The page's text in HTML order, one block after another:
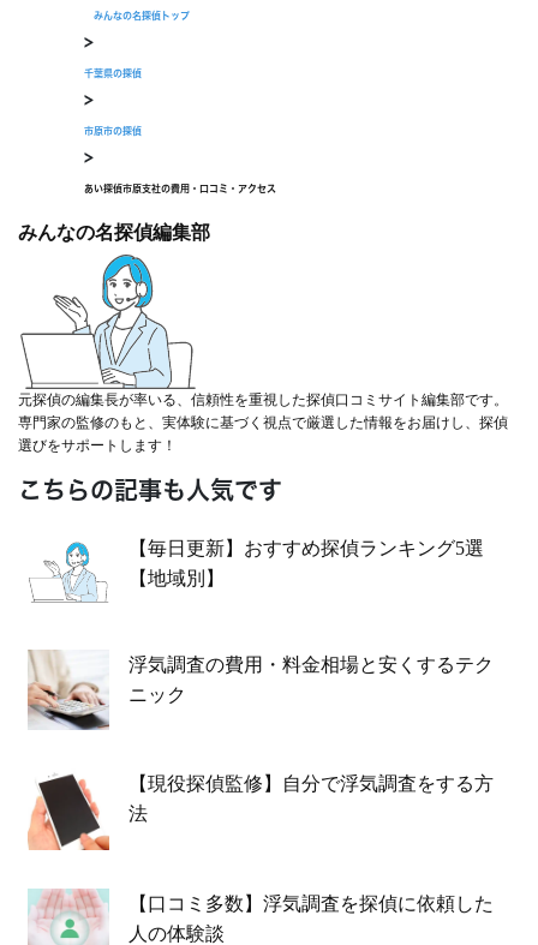
みんなの名探偵トップ
>
千葉県の探偵
>
市原市の探偵
>
あい探偵市原支社の費用・口コミ・アクセス
みんなの名探偵編集部
元探偵の編集長が率いる、信頼性を重視した探偵口コミサイト編集部です。
専門家の監修のもと、実体験に基づく視点で厳選した情報をお届けし、探偵
選びをサポートします！
こちらの記事も人気です
【毎日更新】おすすめ探偵ランキング5選
【地域別】
浮気調査の費用・料金相場と安くするテク
ニック
【現役探偵監修】自分で浮気調査をする方
法
【口コミ多数】浮気調査を探偵に依頼した
人の体験談